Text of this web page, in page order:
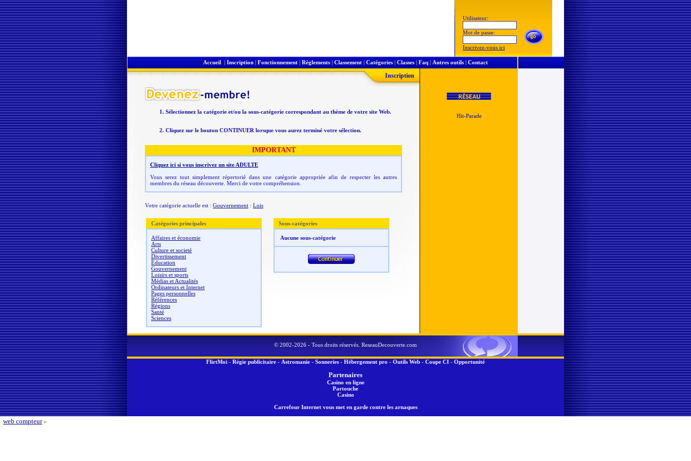
Utilisateur:
Mot de passe:
Inscrivez-vous ici
Accueil | Inscription | Fonctionnement | Règlements | Classement | Catégories | Classes | Faq | Autres outils | Contact
Inscription
Sélectionnez la catégorie et/ou la sous-catégorie correspondant au thème de votre site Web.
Cliquez sur le bouton CONTINUER lorsque vous aurez terminé votre sélection.
IMPORTANT
Cliquez ici si vous inscrivez un site ADULTE
Vous serez tout simplement répertorié dans une catégorie appropriée afin de respecter les autres
membres du réseau découverte. Merci de votre compréhension.
Votre catégorie actuelle est : Gouvernement : Lois
Catégories principales
Affaires et économie
Arts
Culture et societé
Divertissement
Éducation
Gouvernement
Loisirs et sports
Médias et Actualités
Ordinateurs et Internet
Pages personnelles
Références
Régions
Santé
Sciences
Sous-catégories
Aucune sous-catégorie
© 2002-2026 - Tous droits réservés. ReseauDecouverte.com
FlirtMoi - Régie publicitaire - Astromanie - Sonneries - Hébergement pro - Outils Web - Coupe CI - Opportunité
Partenaires
Casino en ligne
Partouche
Casino
Carrefour Internet vous met en garde contre les arnaques
web compteur